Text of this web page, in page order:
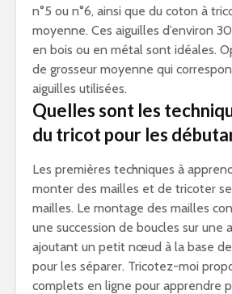
n°5 ou n°6, ainsi que du coton à
moyenne. Ces aiguilles d’environ
en bois ou en métal sont idéales.
de grosseur moyenne qui
aiguilles utilisées.
Quelles sont les
du tricot pour les
Les premières techniques à
monter des mailles et de tricoter
mailles. Le montage des mailles
une succession de boucles sur une
ajoutant un petit nœud à la base
pour les séparer. Tricotez-moi
complets en ligne pour apprendre